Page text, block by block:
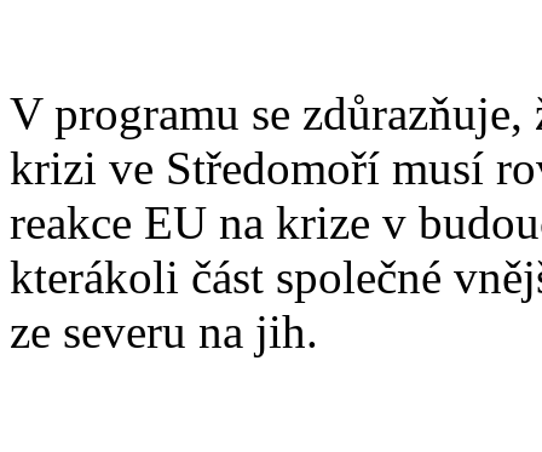
V programu se
krizi ve Středomoří musí
reakce EU na krize v
kterákoli část společné
ze severu na jih.